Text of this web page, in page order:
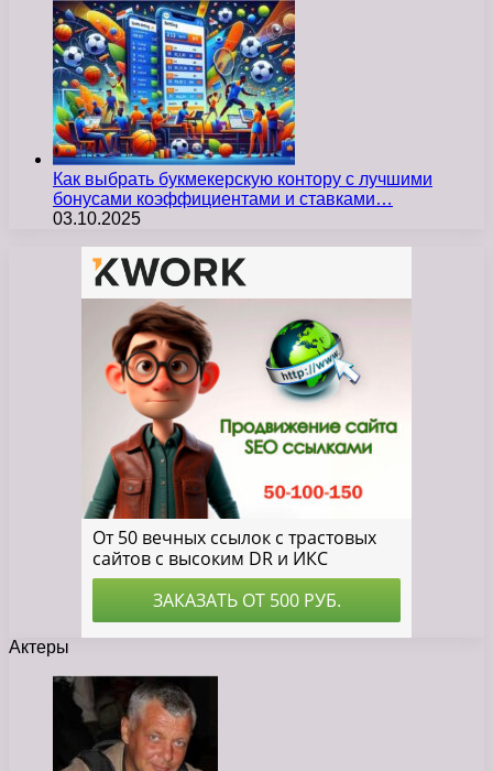
Как выбрать букмекерскую контору с лучшими
бонусами коэффициентами и ставками…
03.10.2025
Актеры